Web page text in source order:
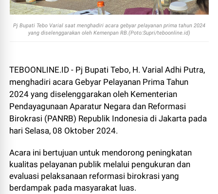
Pj Bupati Tebo Varial saat menghadiri acara gebyar pelayanan prima tahun 2024
yang diselenggarakan oleh Kemenpan RB.(Poto:Supri/teboonline.id)
TEBOONLINE.ID - Pj Bupati Tebo, H. Varial Adhi Putra,
menghadiri acara Gebyar Pelayanan Prima Tahun
2024 yang diselenggarakan oleh Kementerian
Pendayagunaan Aparatur Negara dan Reformasi
Birokrasi (PANRB) Republik Indonesia di Jakarta pada
hari Selasa, 08 Oktober 2024.
Acara ini bertujuan untuk mendorong peningkatan
kualitas pelayanan publik melalui pengukuran dan
evaluasi pelaksanaan reformasi birokrasi yang
berdampak pada masyarakat luas.